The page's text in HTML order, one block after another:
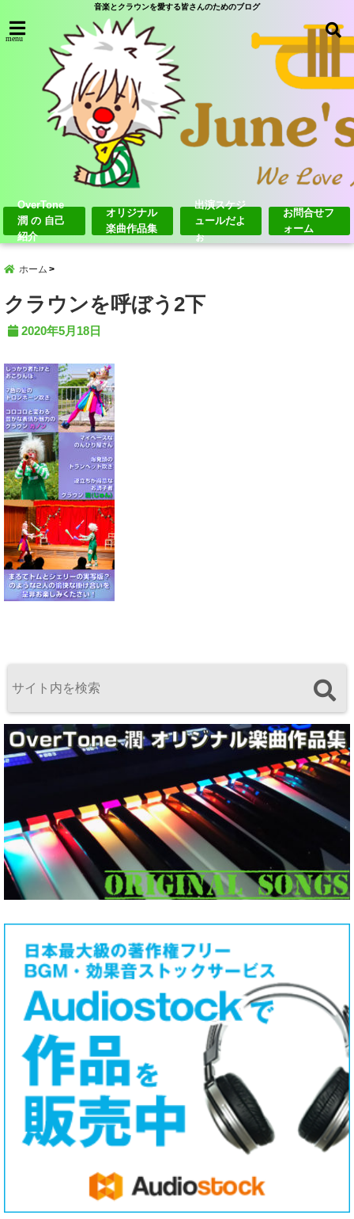
音楽とクラウンを愛する皆さんのためのブログ
menu
OverTone
潤 の 自己
紹介
オリジナル
楽曲作品集
出演スケジ
ュールだよ
ぉ
お問合せフ
ォーム
ホーム
クラウンを呼ぼう2下
2020年5月18日